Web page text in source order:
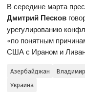
В середине марта
Дмитрий Песков
урегулированию
«по понятным
США с Ираном и
Азербайджан
Украина